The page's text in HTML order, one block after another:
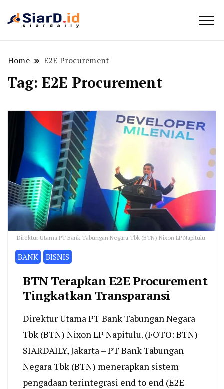
Home E2E Procurement
Tag: E2E Procurement
Direktur Utama PT Bank Tabungan Negara Tbk (BTN) Nixon LP Napitulu.
BANK BISNIS
BTN Terapkan E2E Procurement
Tingkatkan Transparansi
Direktur Utama PT Bank Tabungan Negara
Tbk (BTN) Nixon LP Napitulu. (FOTO: BTN)
SIARDAILY, Jakarta – PT Bank Tabungan
Negara Tbk (BTN) menerapkan sistem
pengadaan terintegrasi end to end (E2E